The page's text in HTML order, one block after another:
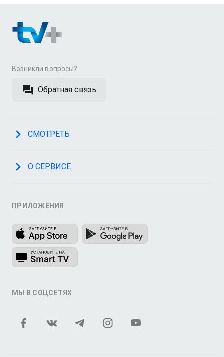
Возникли вопросы?
Обратная связь
СМОТРЕТЬ
О СЕРВИСЕ
ПРИЛОЖЕНИЯ
МЫ В СОЦСЕТЯХ